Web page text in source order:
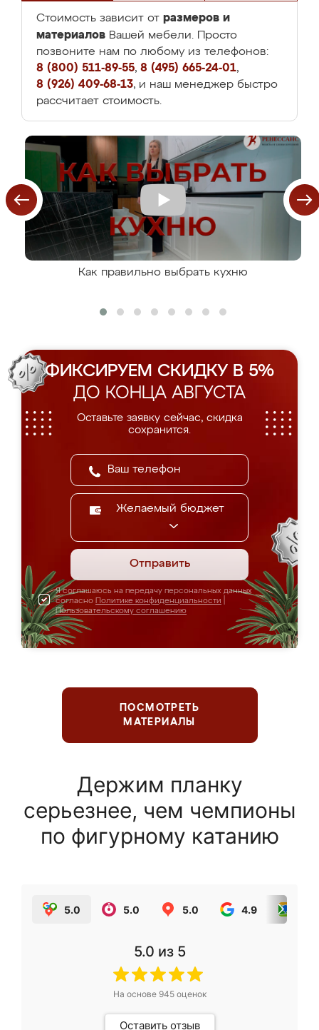
Стоимость зависит от размеров и
материалов Вашей мебели. Просто
позвоните нам по любому из телефонов:
8 (800) 511-89-55, 8 (495) 665-24-01,
8 (926) 409-68-13, и наш менеджер быстро
рассчитает стоимость.
Как правильно выбрать кухню
ФИКСИРУЕМ СКИДКУ В 5%
ДО КОНЦА АВГУСТА
Оставьте заявку сейчас, скидка
сохранится.
Желаемый бюджет
Отправить
Я соглашаюсь на передачу персональных данных
согласно Политике конфиденциальности
Пользовательскому соглашению
ПОСМОТРЕТЬ
МАТЕРИАЛЫ
Держим планку
серьезнее, чем чемпионы
по фигурному катанию
5.0 5.0 5.0 4.9
5.0 из 5
На основе 945оценок
Оставить отзыв